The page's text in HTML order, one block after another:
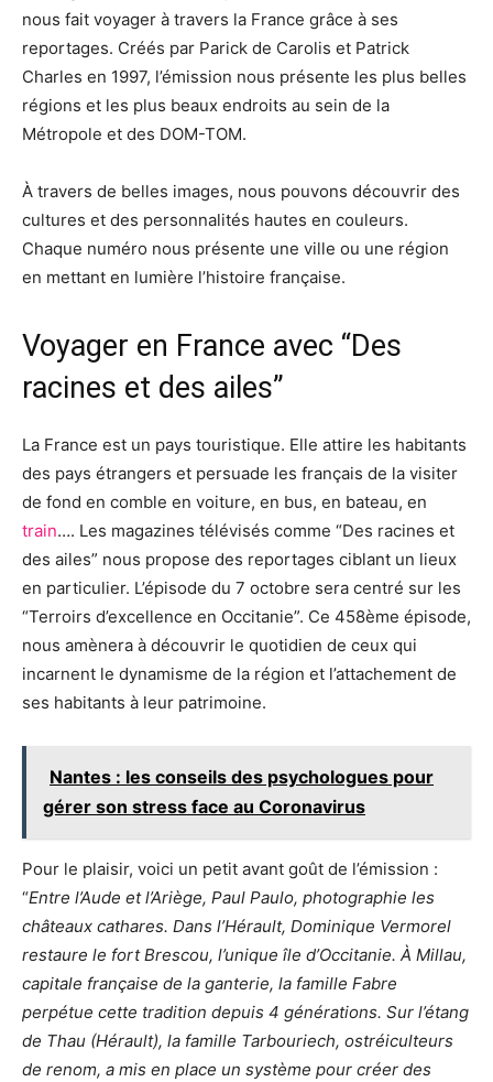
nous fait voyager à travers la France grâce à ses
reportages. Créés par Parick de Carolis et Patrick
Charles en 1997, l’émission nous présente les plus belles
régions et les plus beaux endroits au sein de la
Métropole et des DOM-TOM.
À travers de belles images, nous pouvons découvrir des
cultures et des personnalités hautes en couleurs.
Chaque numéro nous présente une ville ou une région
en mettant en lumière l’histoire française.
Voyager en France avec “Des
racines et des ailes”
La France est un pays touristique. Elle attire les habitants
des pays étrangers et persuade les français de la visiter
de fond en comble en voiture, en bus, en bateau, en
train…. Les magazines télévisés comme “Des racines et
des ailes” nous propose des reportages ciblant un lieux
en particulier. L’épisode du 7 octobre sera centré sur les
“Terroirs d’excellence en Occitanie”. Ce 458ème épisode,
nous amènera à découvrir le quotidien de ceux qui
incarnent le dynamisme de la région et l’attachement de
ses habitants à leur patrimoine.
Nantes : les conseils des psychologues pour
gérer son stress face au Coronavirus
Pour le plaisir, voici un petit avant goût de l’émission :
“Entre l’Aude et l’Ariège, Paul Paulo, photographie les
châteaux cathares. Dans l’Hérault, Dominique Vermorel
restaure le fort Brescou, l’unique île d’Occitanie. À Millau,
capitale française de la ganterie, la famille Fabre
perpétue cette tradition depuis 4 générations. Sur l’étang
de Thau (Hérault), la famille Tarbouriech, ostréiculteurs
de renom, a mis en place un système pour créer des